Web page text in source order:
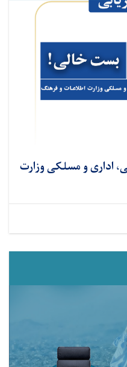
اداری و مسلکی وزارت